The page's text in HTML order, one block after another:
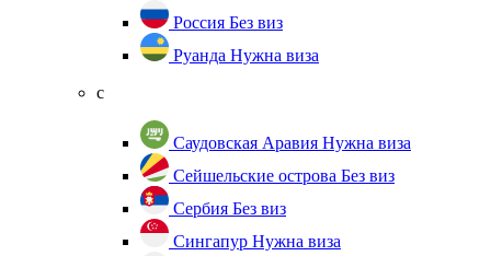
Россия Без виз
Руанда Нужна виза
с
Саудовская Аравия Нужна виза
Сейшельские острова Без виз
Сербия Без виз
Сингапур Нужна виза